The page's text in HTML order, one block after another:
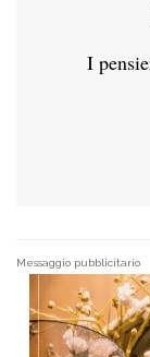
I
Messaggio pubblicitario